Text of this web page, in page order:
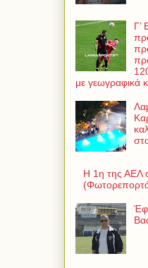
Γ’
με γεωγραφικά
Η 1η της ΑΕΛ